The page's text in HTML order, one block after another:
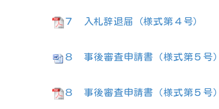
７ 入札辞退届（様式第４号）
８ 事後審査申請書（様式第５号）
８ 事後審査申請書（様式第５号）